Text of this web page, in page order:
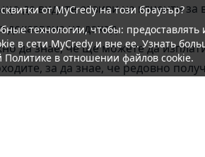
да видите отзиви на клиенти за
доказване на доход
да знае, че ще можете да
за да знае, че редовно
от MyCredy на този браузър?
технологии, чтобы:
в сети MyCredy и вне ее. Узнать
в отношении файлов cookie.